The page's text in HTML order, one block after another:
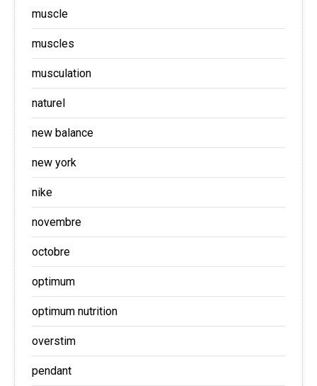
muscle
muscles
musculation
naturel
new balance
new york
nike
novembre
octobre
optimum
optimum nutrition
overstim
pendant